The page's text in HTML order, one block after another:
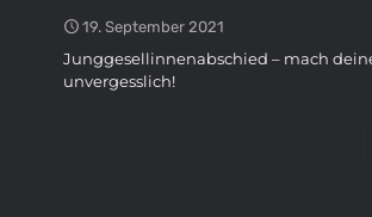
19. September 2021
Junggesellinnenabschied – mach
unvergesslich!